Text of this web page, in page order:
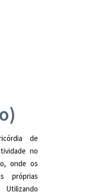
de
no
onde os
próprias